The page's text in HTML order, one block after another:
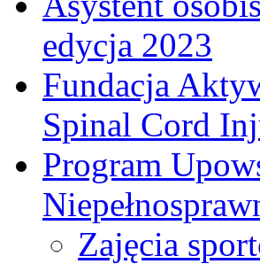
edycja 2023
Fundacja
Spinal Cord
Program
Zajęcia